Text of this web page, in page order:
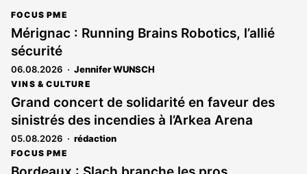
FOCUS PME
Mérignac : Running Brains Robotics, l’allié
sécurité
06.08.2026 Jennifer WUNSCH
VINS & CULTURE
Grand concert de solidarité en faveur des
sinistrés des incendies à l’Arkea Arena
05.08.2026 rédaction
FOCUS PME